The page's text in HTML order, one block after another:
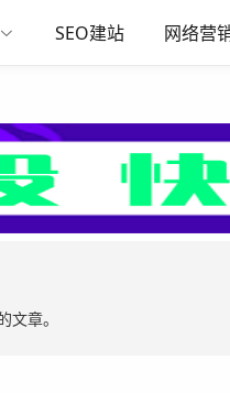
SEO建站 网络营
文章。